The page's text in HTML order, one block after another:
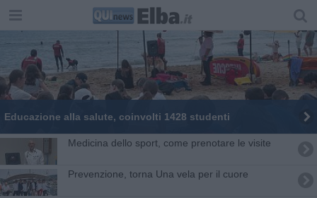
Educazione alla salute, coinvolti 1428 studenti
Medicina dello sport, come prenotare le visite
Prevenzione, torna Una vela per il cuore